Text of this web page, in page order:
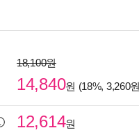
18,100원
14,840원 (18%, 3,260
12,614원